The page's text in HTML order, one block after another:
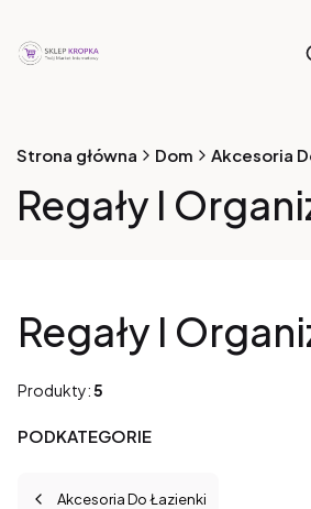
Strona główna Dom Akcesoria
Regały I
Regały I
Produkty:5
PODKATEGORIE
Akcesoria Do Łazienki